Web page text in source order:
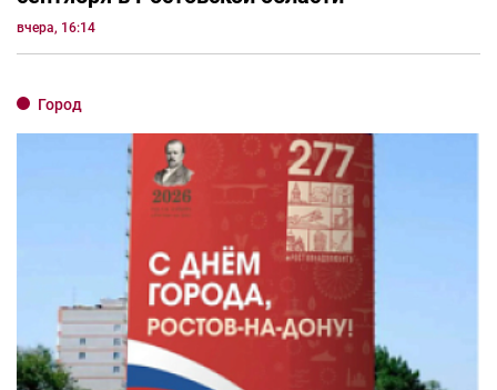
вчера, 16:14
Город